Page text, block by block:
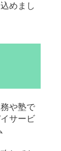
めまし
や塾で
サービ